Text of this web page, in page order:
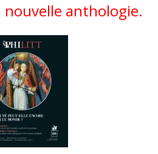
nouvelle anthologie.